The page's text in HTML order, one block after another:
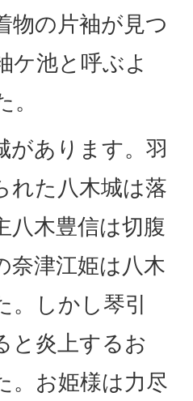
物の片袖が見つ
ケ池と呼ぶよ
があります。羽
れた八木城は落
八木豊信は切腹
奈津江姫は八木
しかし琴引
と炎上するお
。お姫様は力尽